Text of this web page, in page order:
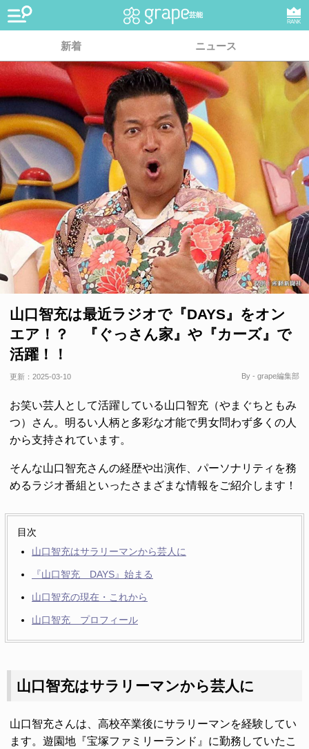
芸能
RANK
新着 ニュース
山口智充は最近ラジオで『DAYS』をオン
エア！？ 『ぐっさん家』や『カーズ』で
活躍！！
更新： 2025-03-10 By - grape編集部
お笑い芸人として活躍している山口智充（やまぐちともみ
つ）さん。明るい人柄と多彩な才能で男女問わず多くの人
から支持されています。
そんな山口智充さんの経歴や出演作、パーソナリティを務
めるラジオ番組といったさまざまな情報をご紹介します！
目次
山口智充はサラリーマンから芸人に
『山口智充 DAYS』始まる
山口智充の現在・これから
山口智充 プロフィール
山口智充はサラリーマンから芸人に
山口智充さんは、高校卒業後にサラリーマンを経験してい
ます。遊園地『宝塚ファミリーランド』に勤務していたこ